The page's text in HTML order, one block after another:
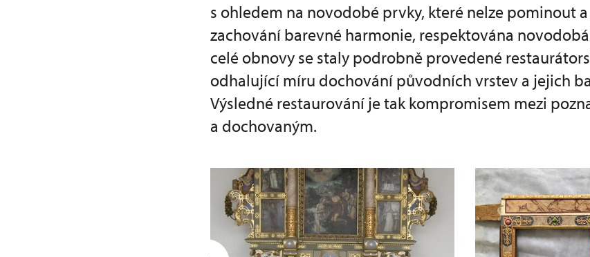
s ohledem na novodobé prvky, které nelze pominout
zachování barevné harmonie, respektována
celé obnovy se staly podrobně provedené
odhalující míru dochování původních vrstev a jejich
Výsledné restaurování je tak kompromisem mezi
a dochovaným.